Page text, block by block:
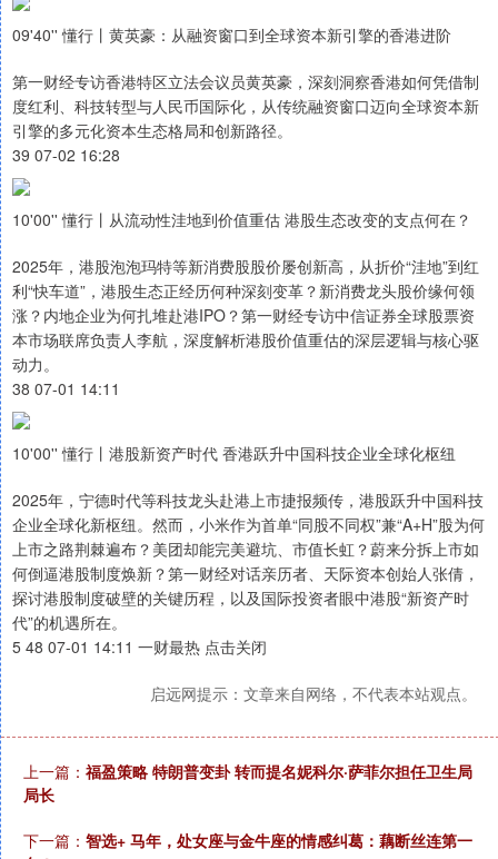
09'40'' 懂行丨黄英豪：从融资窗口到全球资本新引擎的香港进阶
第一财经专访香港特区立法会议员黄英豪，深刻洞察香港如何凭借制
度红利、科技转型与人民币国际化，从传统融资窗口迈向全球资本新
引擎的多元化资本生态格局和创新路径。
39 07-02 16:28
10'00'' 懂行丨从流动性洼地到价值重估 港股生态改变的支点何在？
2025年，港股泡泡玛特等新消费股股价屡创新高，从折价“洼地”到红
利“快车道”，港股生态正经历何种深刻变革？新消费龙头股价缘何领
涨？内地企业为何扎堆赴港IPO？第一财经专访中信证券全球股票资
本市场联席负责人李航，深度解析港股价值重估的深层逻辑与核心驱
动力。
38 07-01 14:11
10'00'' 懂行丨港股新资产时代 香港跃升中国科技企业全球化枢纽
2025年，宁德时代等科技龙头赴港上市捷报频传，港股跃升中国科技
企业全球化新枢纽。然而，小米作为首单“同股不同权”兼“A+H”股为何
上市之路荆棘遍布？美团却能完美避坑、市值长虹？蔚来分拆上市如
何倒逼港股制度焕新？第一财经对话亲历者、天际资本创始人张倩，
探讨港股制度破壁的关键历程，以及国际投资者眼中港股“新资产时
代”的机遇所在。
5 48 07-01 14:11 一财最热 点击关闭
启远网提示：文章来自网络，不代表本站观点。
上一篇： 福盈策略 特朗普变卦 转而提名妮科尔·萨菲尔担任卫生局
局长
下一篇： 智选+ 马年，处女座与金牛座的情感纠葛：藕断丝连第一